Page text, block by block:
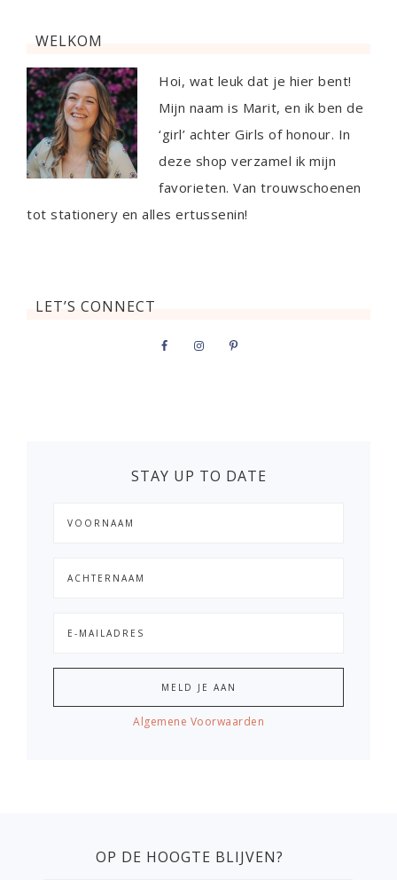
WELKOM
Hoi, wat leuk dat je hier bent!
Mijn naam is Marit, en ik ben de
‘girl’ achter Girls of honour. In
deze shop verzamel ik mijn
favorieten. Van trouwschoenen
tot stationery en alles ertussenin!
LET’S CONNECT
STAY UP TO DATE
Algemene Voorwaarden
OP DE HOOGTE BLIJVEN?